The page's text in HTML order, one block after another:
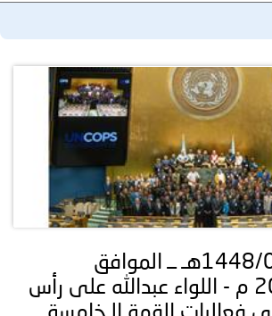
لبنان ـ 1448/02/05هـ ــ الموافق
2026/07/19 م - اللواء عبدالله على رأس